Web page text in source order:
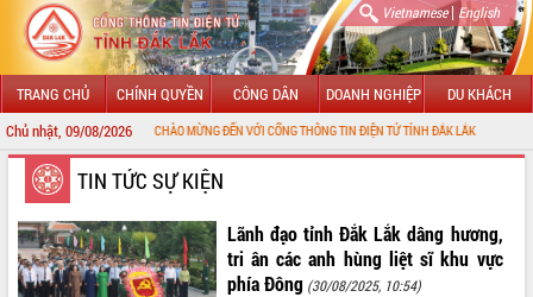
Vietnamese| English
TRANG CHỦ CHÍNH QUYỀN CÔNG DÂN DOANH NGHIỆP DU KHÁCH
Chủ nhật, 09/08/2026
CHÀO MỪNG ĐẾN VỚI CỔNG THÔNG TIN ĐIỆN TỬ TỈNH ĐẮK LẮK
GIỚI THIỆU
LÃNH ĐẠO UBND TỈNH
TIN TỨC SỰ KIỆN
TIN TỨC SỰ KIỆN
Lãnh đạo tỉnh Đắk Lắk dâng hương,
tri ân các anh hùng liệt sĩ khu vực
phía Đông (30/08/2025, 10:54)